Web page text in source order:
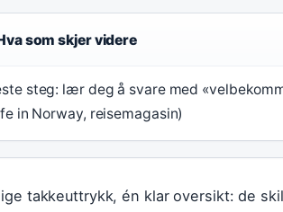
som skjer videre
steg: lær deg å svare med
in Norway, reisemagasin)
takkeuttrykk, én klar oversikt: de